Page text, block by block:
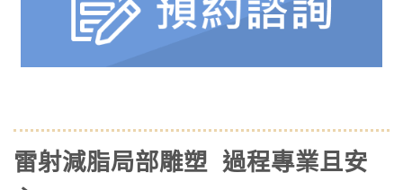
雷射減脂局部雕塑 過程專業且安